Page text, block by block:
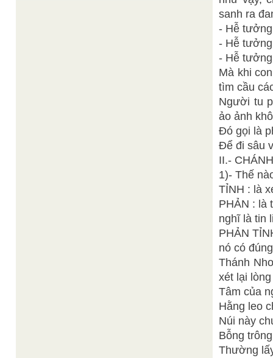
sanh ra
- Hễ
- Hễ
- Hễ
Mà khi
tìm cầu
Người tu
ảo ảnh
Đó gọi là
Để đi sâu
II.-
1)- Thế
TỈNH : là
PHẢN : là
nghĩ là tin
PHẢN
nó có
Thánh
xét lại
Tâm của
Hằng leo
Núi này
Bỗng
Thường